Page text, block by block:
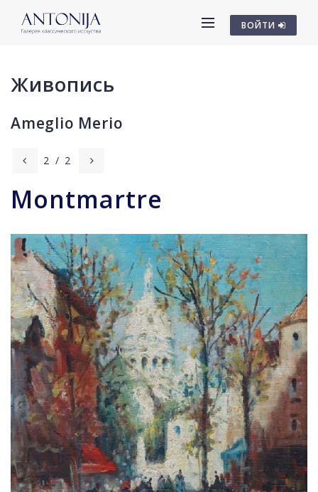
ВОЙТИ
Живопись
Ameglio Merio
2 / 2
Montmartre